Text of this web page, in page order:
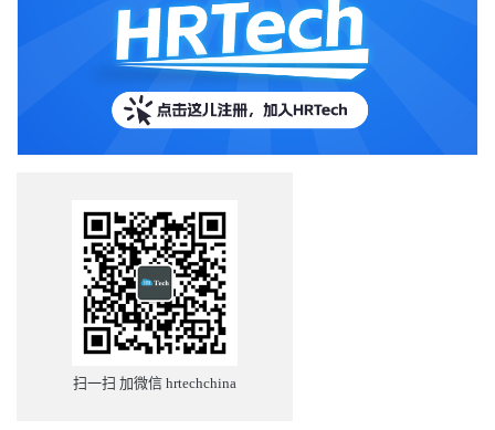
扫一扫 加微信 hrtechchina